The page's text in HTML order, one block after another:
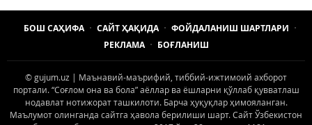
БОШ САҲИФА САЙТ ҲАҚИДА
ФОЙДАЛАНИШ ШАРТЛАРИ
РЕКЛАМА
БОҒЛАНИШ
© gujum.uz | Маънавий-маърифий, тиббий-ижтимоий ахборот
портали. “Соғлом она ва бола” аёллар ва ёшларни қўллаб қувватлаш
нодавлат нотижорат ташкилоти. Барча ҳуқуқлар ҳимояланган.
Маълумот олинганда сайтга ҳавола берилиши шарт. Сайт Ўзбекистон